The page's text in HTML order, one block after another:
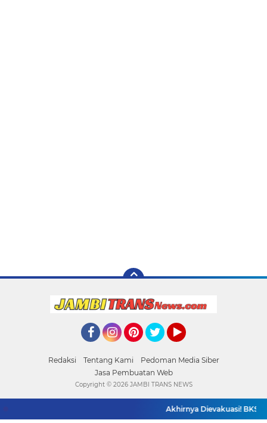
Redaksi Tentang Kami
Pedoman Media Siber
Jasa Pembuatan Web
Akhirnya Dievakuasi!
Copyright © 2026 JAMBI TRANS NEWS